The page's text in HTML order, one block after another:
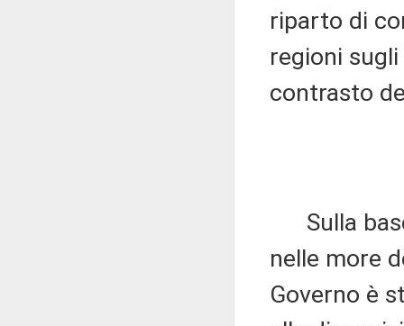
riparto di
regioni
contrasto
Sulla
nelle more
Governo è